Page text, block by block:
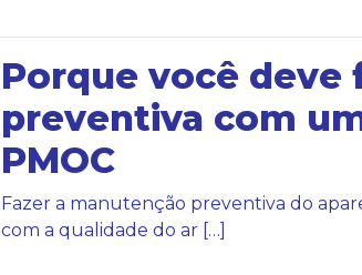
Porque você deve
preventiva com
PMOC
Fazer a manutenção preventiva do
com a qualidade do ar […]